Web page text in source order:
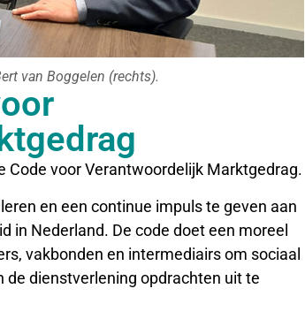
van Boggelen (rechts).
Code voor Verantwoordelijk Marktgedrag.
en een continue impuls te geven aan
in Nederland. De code doet een moreel
vakbonden en intermediairs om sociaal
dienstverlening opdrachten uit te